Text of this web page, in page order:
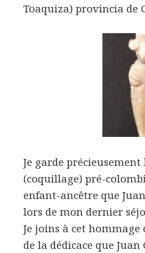
Toaquiza) provincia de
Je garde
(coquillage) pré-
enfant-ancêtre que
lors de mon dernier
Je joins à cet
de la dédicace que